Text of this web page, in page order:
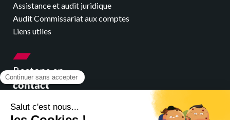
Assistance et audit juridique
Audit Commissariat aux comptes
Liens utiles
Restons en
contact